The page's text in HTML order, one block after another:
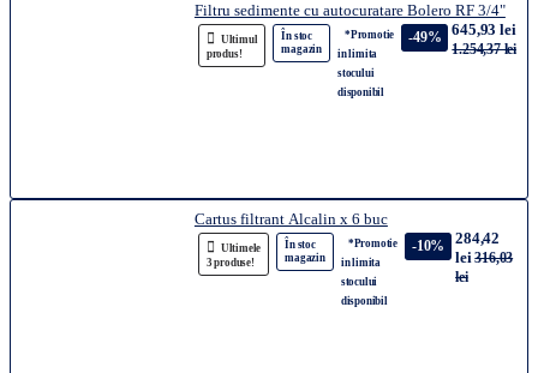
Filtru sedimente cu autocuratare Bolero RF 3/4"
Ultimul
produs!
În stoc
magazin
*Promotie
in limita
stocului
disponibil
-49% 645,93 lei
1.254,37 lei
Cartus filtrant Alcalin x 6 buc
Ultimele
3 produse!
În stoc
magazin
*Promotie
in limita
stocului
disponibil
-10%
284,42
lei 316,03
lei